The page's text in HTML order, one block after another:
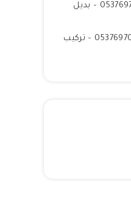
تركيب بديل الرخام جدة ت: 0537697025 – بديل
معلم ديكورات فوم جدة ت: 0537697025 – تركيب